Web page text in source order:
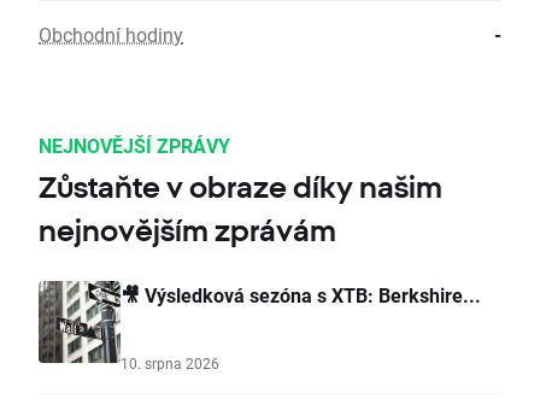
Obchodní hodiny -
NEJNOVĚJŠÍ ZPRÁVY
Zůstaňte v obraze díky našim
nejnovějším zprávám
🎥 Výsledková sezóna s XTB: Berkshire...
10. srpna 2026